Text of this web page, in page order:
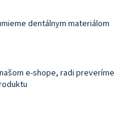
dentálnym materiálom
e-shope, radi preveríme